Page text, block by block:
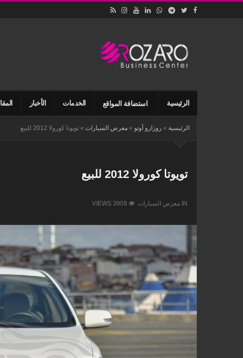
اقامات
وتأسيس
في
اسطنبول
الرئيسية استضافة المواقع الخدمات الأخبار
الرئيسية » روزارو آوتو » معرض السيارات » تويوتا كورولا 2012 للبيع
تويوتا كورولا 2012 للبيع
IN معرض السيارات